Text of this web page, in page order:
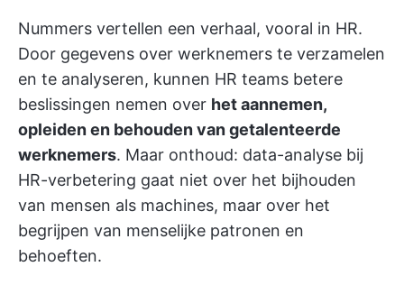
Nummers vertellen een verhaal, vooral in HR.
Door gegevens over werknemers te verzamelen
en te analyseren, kunnen HR teams betere
beslissingen nemen over het aannemen,
opleiden en behouden van getalenteerde
werknemers. Maar onthoud: data-analyse bij
HR-verbetering gaat niet over het bijhouden
van mensen als machines, maar over het
begrijpen van menselijke patronen en
behoeften.